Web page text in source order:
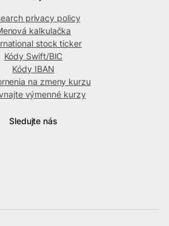
privacy policy
kalkulačka
stock ticker
Kódy Swift/BIC
Kódy IBAN
na zmeny kurzu
výmenné kurzy
Sledujte nás